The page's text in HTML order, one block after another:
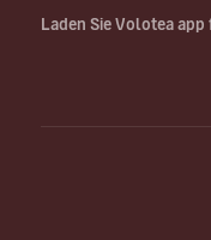
Laden Sie Volotea